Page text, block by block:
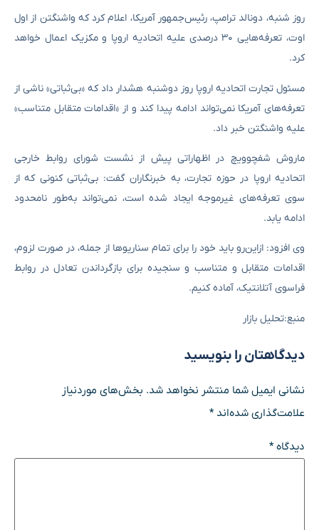
روز شنبه، دونالد ترامپ، رئیس‌جمهور آمریکا، اعلام کرد که واشنگتن از اول
اوت، تعرفه‌هایی ۳۰ درصدی علیه اتحادیه اروپا و مکزیک اعمال خواهد
کرد.
مسئول تجارت اتحادیه اروپا روز دوشنبه هشدار داد که «بی‌ثباتی» ناشی از
تعرفه‌های آمریکا نمی‌تواند ادامه پیدا کند و از «اقدامات متقابل متناسب»
علیه واشنگتن خبر داد.
ماروش شفچوویچ در اظهاراتی پیش از نشست شورای روابط خارجی
اتحادیه اروپا در حوزه تجارت، به خبرنگاران گفت: بی‌ثباتی کنونی که از
سوی تعرفه‌های غیرموجه ایجاد شده است، نمی‌تواند به‌طور نامحدود
ادامه یابد.
وی افزود: ازاین‌رو باید خود را برای تمام سناریوها از جمله، در صورت لزوم،
اقدامات متقابل و متناسب و سنجیده برای بازگرداندن تعادل در روابط
فراسوی آتلانتیک، آماده کنیم.
منبع:تحلیل بازار
دیدگاهتان را بنویسید
نشانی ایمیل شما منتشر نخواهد شد. بخش‌های موردنیاز
علامت‌گذاری شده‌اند*
دیدگاه*